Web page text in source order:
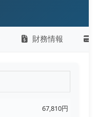
財務情報
67,810円